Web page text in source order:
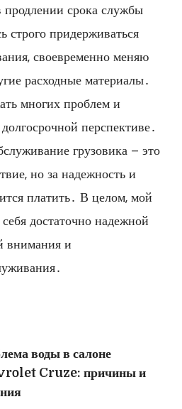
срока службы
строго придерживаться
своевременно меняю
расходные материалы․
многих проблем и
перспективе․
грузовика – это
но за надежность и
платить․ В целом, мой
достаточно надежной
внимания и
воды в салоне
Cruze: причины и